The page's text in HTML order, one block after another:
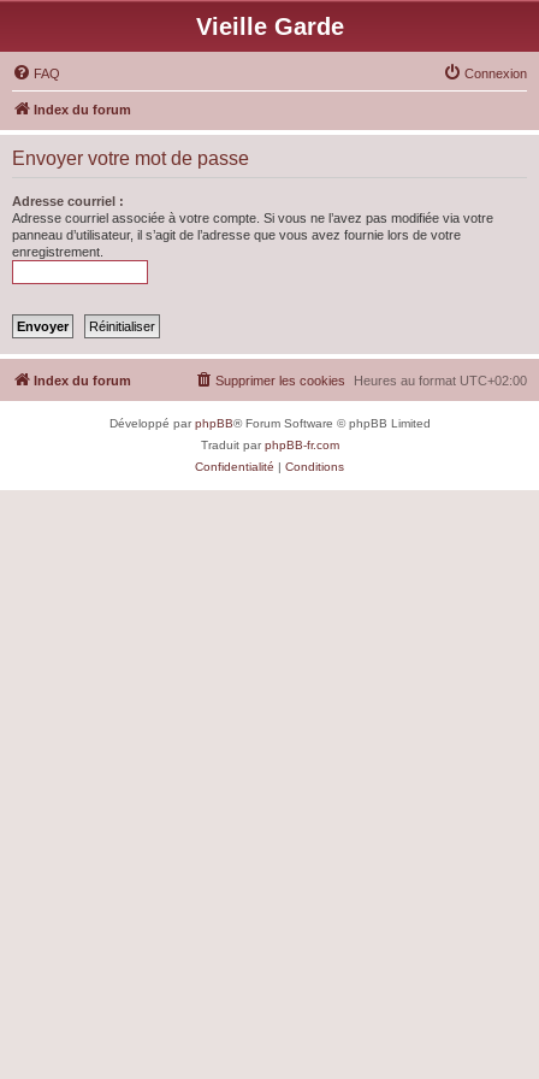
Vieille Garde
FAQ Connexion
Index du forum
Envoyer votre mot de passe
Adresse courriel :
Adresse courriel associée à votre compte. Si vous ne l’avez pas modifiée via votre
panneau d’utilisateur, il s’agit de l’adresse que vous avez fournie lors de votre
enregistrement.
Index du forum Heures au format UTC+02:00
Supprimer les cookies
Développé parphpBB® Forum Software © phpBB Limited
Traduit parphpBB-fr.com
Confidentialité | Conditions